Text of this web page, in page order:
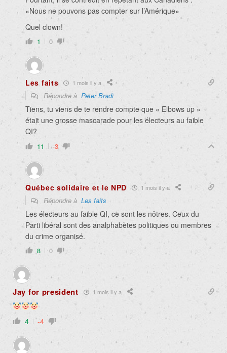
«Nous ne pouvons pas compter sur l’Amérique»
Quel clown!
1 0
Les faits 1 mois il y a
Répondre à Peter Bradi
Tiens, tu viens de te rendre compte que « Elbows up »
était une grosse mascarade pour les électeurs au faible
QI?
11 -3
Québec solidaire et le NPD 1 mois il y a
Répondre à Les faits
Les électeurs au faible QI, ce sont les nôtres. Ceux du
Parti libéral sont des analphabètes politiques ou membres
du crime organisé.
8 0
Jay for president 1 mois il y a
4 -4